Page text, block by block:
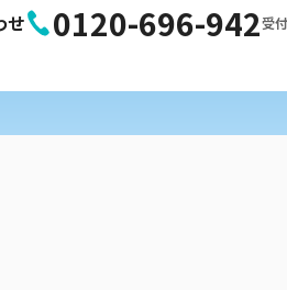
せ 0120-696-942受